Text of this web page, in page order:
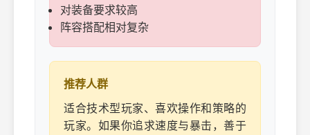
对装备要求较高
阵容搭配相对复杂
推荐人群
适合技术型玩家、喜欢操作和策略的
玩家。如果你追求速度与暴击，善于